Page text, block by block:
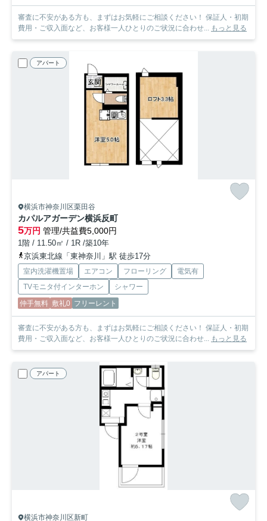
審査に不安がある方も、まずはお気軽にご相談ください！ 保証人・初期
費用・ご収入面など、お客様一人ひとりのご状況に合わせ... もっと見る
アパート
横浜市神奈川区栗田谷
カパルアガーデン横浜反町
5万円 管理/共益費5,000円
1階 / 11.50㎡ / 1R /築10年
京浜東北線「東神奈川」駅 徒歩17分
室内洗濯機置場 エアコン フローリング
電気有
TVモニタ付インターホン
シャワー
仲手無料 敷礼0 フリーレント
審査に不安がある方も、まずはお気軽にご相談ください！ 保証人・初期
費用・ご収入面など、お客様一人ひとりのご状況に合わせ... もっと見る
アパート
横浜市神奈川区新町